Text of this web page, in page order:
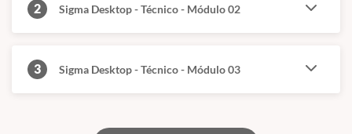
2 Sigma Desktop - Técnico - Módulo 02
3 Sigma Desktop - Técnico - Módulo 03